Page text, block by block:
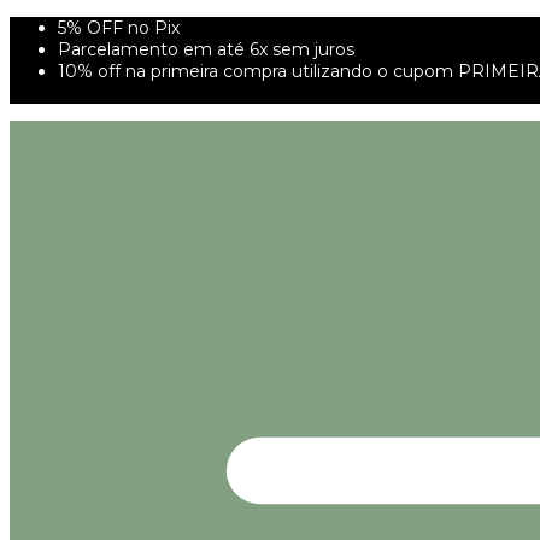
5% OFF no Pix
Parcelamento em até 6x sem juros
10% off na primeira compra utilizando o cupom